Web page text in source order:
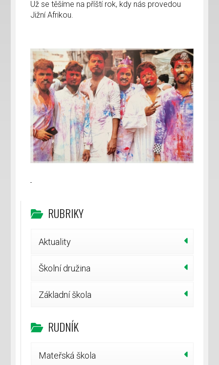
Už se těšíme na příští rok, kdy nás provedou
Jižní Afrikou.
RUBRIKY
Aktuality
Školní družina
Základní škola
RUDNÍK
Mateřská škola